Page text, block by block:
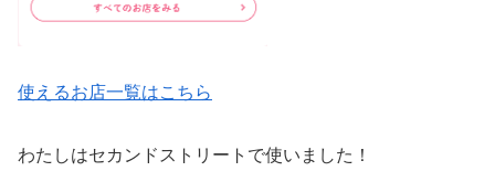
使えるお店一覧はこちら
わたしはセカンドストリートで使いました！